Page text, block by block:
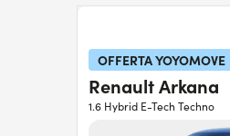
OFFERTA YOYOMOVE
Renault Arkana
1.6 Hybrid E-Tech Techno